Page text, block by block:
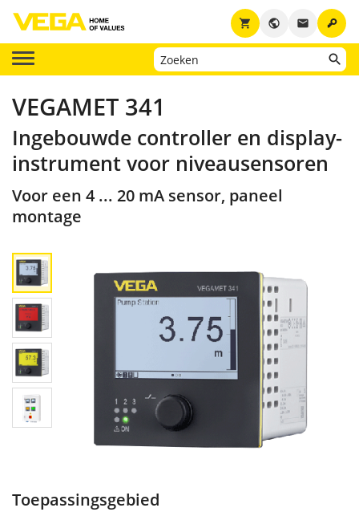
key
email
public
shopping_cart
VEGAMET 341
Ingebouwde controller en display-
instrument voor niveausensoren
Voor een 4 ... 20 mA sensor, paneel
montage
Toepassingsgebied